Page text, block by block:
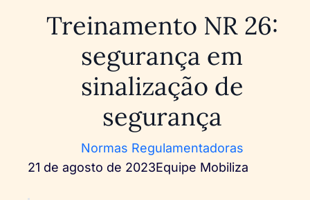
Treinamento NR 26:
segurança em
sinalização de
segurança
Normas Regulamentadoras
21 de agosto de 2023Equipe Mobiliza